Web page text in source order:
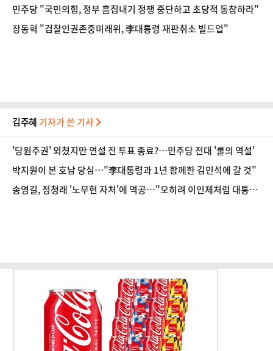
민주당 "국민의힘, 정부 흠집내기 정쟁 중단하고 초당적 동참하라"
장동혁 "검찰인권존중미래위, 李대통령 재판취소 빌드업"
김주혜 기자가 쓴 기사
'당원주권' 외쳤지만 연설 전 투표 종료?…민주당 전대 '룰의 역설'
박지원이 본 호남 당심…"李대통령과 1년 함께한 김민석에 갈 것"
송영길, 정청래 '노무현 자처'에 역공…"오히려 이인제처럼 대통령